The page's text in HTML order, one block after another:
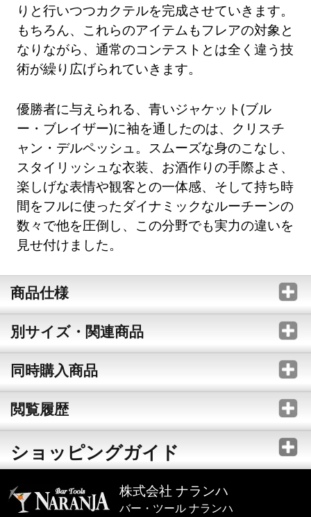
りと行いつつカクテルを完成させていきます。
もちろん、これらのアイテムもフレアの対象と
なりながら、通常のコンテストとは全く違う技
術が繰り広げられていきます。
優勝者に与えられる、青いジャケット(ブル
ー・ブレイザー)に袖を通したのは、クリスチ
ャン・デルペッシュ。スムーズな身のこなし、
スタイリッシュな衣装、お酒作りの手際よさ、
楽しげな表情や観客との一体感、そして持ち時
間をフルに使ったダイナミックなルーチーンの
数々で他を圧倒し、この分野でも実力の違いを
見せ付けました。
商品仕様
別サイズ・関連商品
同時購入商品
閲覧履歴
ショッピングガイド
株式会社 ナランハ
バー・ツール ナランハ